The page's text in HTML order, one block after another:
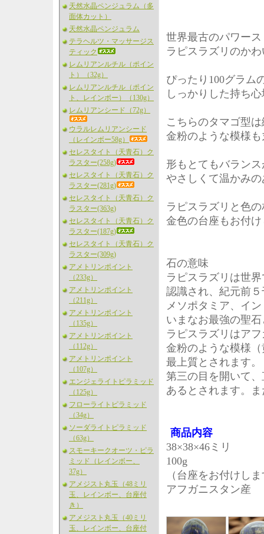
天然水晶ペンジュラム（多
面体カット）
天然水晶ペンジュラム
テラヘルツ・マッサージス
ティック
レムリアンルチル（ポイン
ト）（32g）
レムリアンルチル（ポイン
ト、レインボー）（130g）
レムリアンシード（72g）
ウラルレムリアンシード
（レインボー58g）
セレスタイト（天青石）ク
ラスター(258g)
セレスタイト（天青石）ク
ラスター(281g)
セレスタイト（天青石）ク
ラスター(363g)
セレスタイト（天青石）ク
ラスター(187g)
セレスタイト（天青石）ク
ラスター(309g)
アメトリンポイント
（233g）
アメトリンポイント
（211g）
アメトリンポイント
（135g）
アメトリンポイント
（112g）
アメトリンポイント
（107g）
エンジェライトピラミッド
（125g）
フローライトピラミッド
（34g）
ソーダライトピラミッド
（63g）
スモーキークオーツ・ピラ
ミッド（レインボー、
37g）
アメジスト丸玉（48ミリ
玉、レインボー、台座付
き）
アメジスト丸玉（40ミリ
玉、レインボー、台座付
世界最古のパワー
ラピスラズリのか
ぴったり100グラム
しっかりした持ち
こちらのタマゴ型
金粉のような模様
形もとてもバラン
やさしくて温かみ
ラピスラズリと色
金色の台座もお付
石の意味
ラピスラズリは世
認識され、紀元前
メソポタミア、イ
いまなお最強の聖
ラピスラズリはア
金粉のような模様
最上質とされます。
第三の目を開いて
あるとされます。
商品内容
38×38×46ミリ
100g
（台座をお付けし
アフガニスタン産